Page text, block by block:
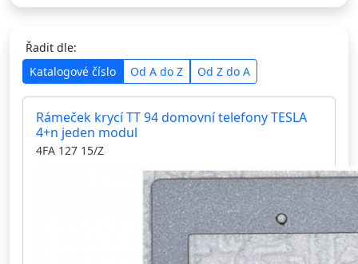
Řadit dle:
Katalogové číslo
Od A do Z Od Z do A
Rámeček krycí TT 94 domovní telefony TESLA
4+n jeden modul
4FA 127 15/Z